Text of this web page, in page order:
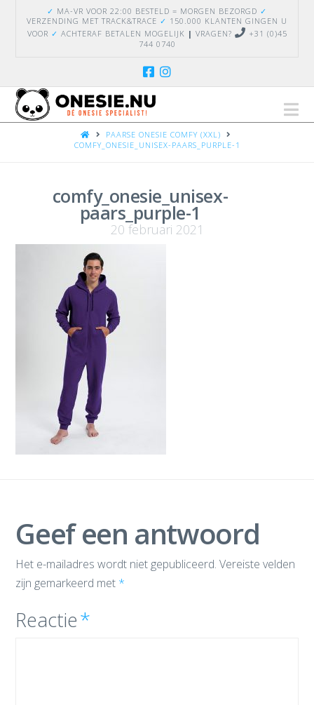
✓ MA-VR VOOR 22:00 BESTELD = MORGEN BEZORGD ✓
VERZENDING MET TRACK&TRACE ✓ 150.000 KLANTEN GINGEN U
VOOR ✓ ACHTERAF BETALEN MOGELIJK | VRAGEN?
+31 (0)45
744 0740
HOMEPAARSE ONESIE COMFY (XXL)
COMFY_ONESIE_UNISEX-PAARS_PURPLE-1
comfy_onesie_unisex-
paars_purple-1
20 februari 2021
Geef een antwoord
Het e-mailadres wordt niet gepubliceerd. Vereiste velden
zijn gemarkeerd met *
Reactie*